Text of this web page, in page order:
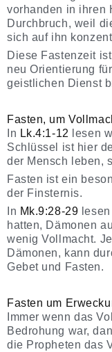
vorhanden in ihren
Durchbruch, weil
sich auf ihn
Diese Fastenzeit
neu Orientierung
geistlichen Dienst
Fasten, um
In Lk.4:1-12
lesen
Schlüssel ist hier
der Mensch leben,
Fasten ist ein
der Finsternis.
In Mk.9:28-29
hatten, Dämonen
wenig Vollmacht.
Dämonen, kann
Gebet und Fasten.
Fasten um
Immer wenn das
Bedrohung war,
die Propheten das